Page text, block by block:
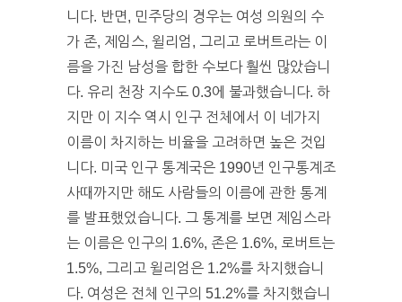
니다. 반면, 민주당의 경우는 여성 의원의 수
가 존, 제임스, 윌리엄, 그리고 로버트라는 이
름을 가진 남성을 합한 수보다 훨씬 많았습니
다. 유리 천장 지수도 0.3에 불과했습니다. 하
지만 이 지수 역시 인구 전체에서 이 네가지
이름이 차지하는 비율을 고려하면 높은 것입
니다. 미국 인구 통계국은 1990년 인구통계조
사때까지만 해도 사람들의 이름에 관한 통계
를 발표했었습니다. 그 통계를 보면 제임스라
는 이름은 인구의 1.6%, 존은 1.6%, 로버트는
1.5%, 그리고 윌리엄은 1.2%를 차지했습니
다. 여성은 전체 인구의 51.2%를 차지했습니